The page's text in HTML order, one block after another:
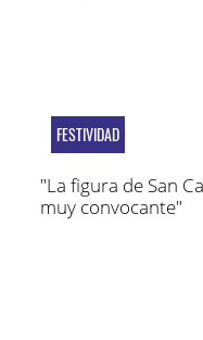
FESTIVIDAD
"La figura de San
muy convocante"